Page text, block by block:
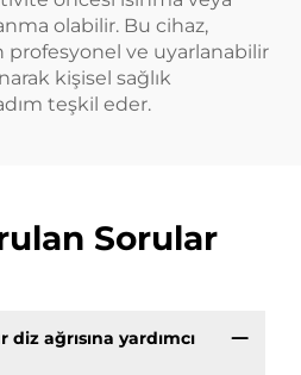
olabilir. Bu cihaz,
profesyonel ve uyarlanabilir
kişisel sağlık
teşkil eder.
Sorular
ağrısına yardımcı